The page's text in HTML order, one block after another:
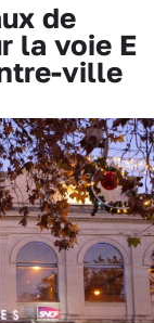
de
la voie E
ville